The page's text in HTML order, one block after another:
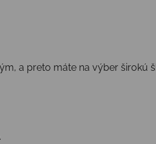
a preto máte na výber širokú